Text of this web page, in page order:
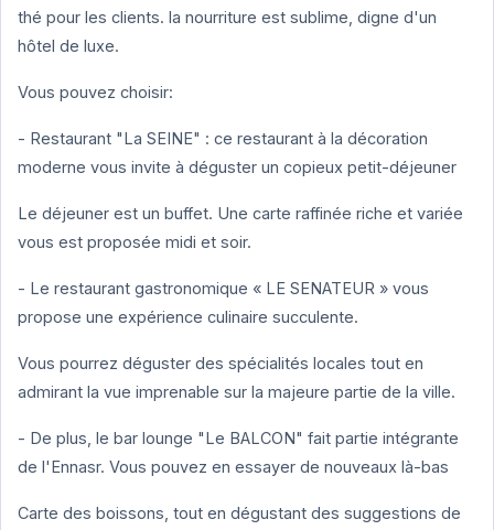
thé pour les clients. la nourriture est sublime, digne d'un
hôtel de luxe.
Vous pouvez choisir:
- Restaurant "La SEINE" : ce restaurant à la décoration
moderne vous invite à déguster un copieux petit-déjeuner
Le déjeuner est un buffet. Une carte raffinée riche et variée
vous est proposée midi et soir.
- Le restaurant gastronomique « LE SENATEUR » vous
propose une expérience culinaire succulente.
Vous pourrez déguster des spécialités locales tout en
admirant la vue imprenable sur la majeure partie de la ville.
- De plus, le bar lounge "Le BALCON" fait partie intégrante
de l'Ennasr. Vous pouvez en essayer de nouveaux là-bas
Carte des boissons, tout en dégustant des suggestions de